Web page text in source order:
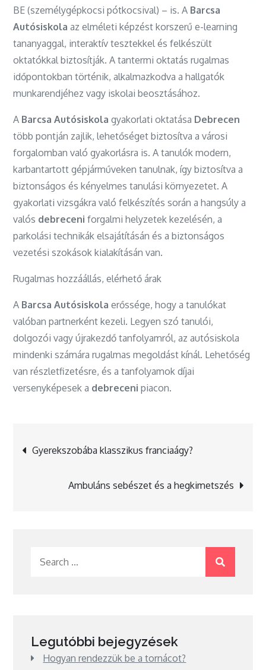
BE (személygépkocsi pótkocsival) – is. A Barcsa
Autósiskolaaz elméleti képzést korszerű e-learning
tananyaggal, interaktív tesztekkel és felkészült
oktatókkal biztosítják. A tantermi oktatás rugalmas
időpontokban történik, alkalmazkodva a hallgatók
munkarendjéhez vagy iskolai beosztásához.
A Barcsa Autósiskola gyakorlati oktatása Debrecen
több pontján zajlik, lehetőséget biztosítva a városi
forgalomban való gyakorlásra is. A tanulók modern,
karbantartott gépjárműveken tanulnak, így biztosítva a
biztonságos és kényelmes tanulási környezetet. A
gyakorlati vizsgákra való felkészítés során a hangsúly a
valós debreceni forgalmi helyzetek kezelésén, a
parkolási technikák elsajátításán és a biztonságos
vezetési szokások kialakításán van.
Rugalmas hozzáállás, elérhető árak
A Barcsa Autósiskola erőssége, hogy a tanulókat
valóban partnerként kezeli. Legyen szó tanulói,
dolgozói vagy újrakezdő tanfolyamról, az autósiskola
mindenki számára rugalmas megoldást kínál. Lehetőség
van részletfizetésre, és a tanfolyamok díjai
versenyképesek a debreceni piacon.
Bejegyzés
navigáció
Gyerekszobába klasszikus franciaágy?
Ambuláns sebészet és a hegkimetszés
Legutóbbi bejegyzések
Hogyan rendezzük be a tornácot?